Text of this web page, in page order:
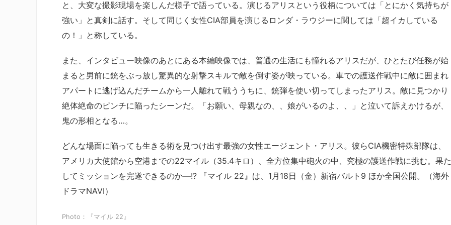
と、大変な撮影現場を楽しんだ様子で語っている。演じるアリスという役柄については「とにかく気持ちが
強い」と真剣に話す。そして同じく女性CIA部員を演じるロンダ・ラウジーに関しては「超イカしている
の！」と称している。
また、インタビュー映像のあとにある本編映像では、普通の生活にも憧れるアリスだが、ひとたび任務が始
まると男前に銃をぶっ放し驚異的な射撃スキルで敵を倒す姿が映っている。車での護送作戦中に敵に囲まれ
アパートに逃げ込んだチームから一人離れて戦ううちに、銃弾を使い切ってしまったアリス。敵に見つかり
絶体絶命のピンチに陥ったシーンだ。「お願い、母親なの、、娘がいるのよ、、」と泣いて訴えかけるが、
鬼の形相となる…。
どんな場面に陥っても生きる術を見つけ出す最強の女性エージェント・アリス。彼らCIA機密特殊部隊は、
アメリカ大使館から空港までの22マイル（35.4キロ）、全方位集中砲火の中、究極の護送作戦に挑む。果た
してミッションを完遂できるのか―!? 『マイル 22』は、1月18日（金）新宿バルト9 ほか全国公開。（海外
ドラマNAVI）
Photo：『マイル 22』